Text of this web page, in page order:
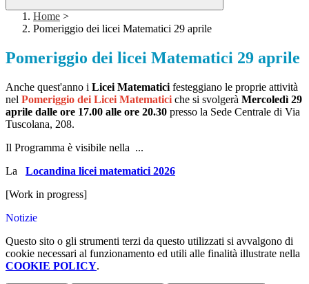
Home >
Pomeriggio dei licei Matematici 29 aprile
Pomeriggio dei licei Matematici 29 aprile
Anche quest'anno i Licei Matematici festeggiano le proprie attività
nel Pomeriggio dei Licei Matematici che si svolgerà Mercoledì 29
aprile dalle ore 17.00 alle ore 20.30 presso la Sede Centrale di Via
Tuscolana, 208.
Il Programma è visibile nella ...
La Locandina licei matematici 2026
[Work in progress]
Notizie
Questo sito o gli strumenti terzi da questo utilizzati si avvalgono di
cookie necessari al funzionamento ed utili alle finalità illustrate nella
COOKIE POLICY.